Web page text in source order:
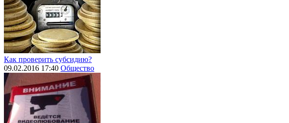
Как проверить субсидию?
09.02.2016 17:40 Общество